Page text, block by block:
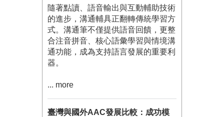
隨著點讀、語音輸出與互動輔助技術
的進步，溝通輔具正翻轉傳統學習方
式。溝通筆不僅提供語音回饋，更整
合注音拼音、核心語彙學習與情境溝
通功能，成為支持語言發展的重要利
器。
... more
臺灣與國外AAC發展比較：成功模